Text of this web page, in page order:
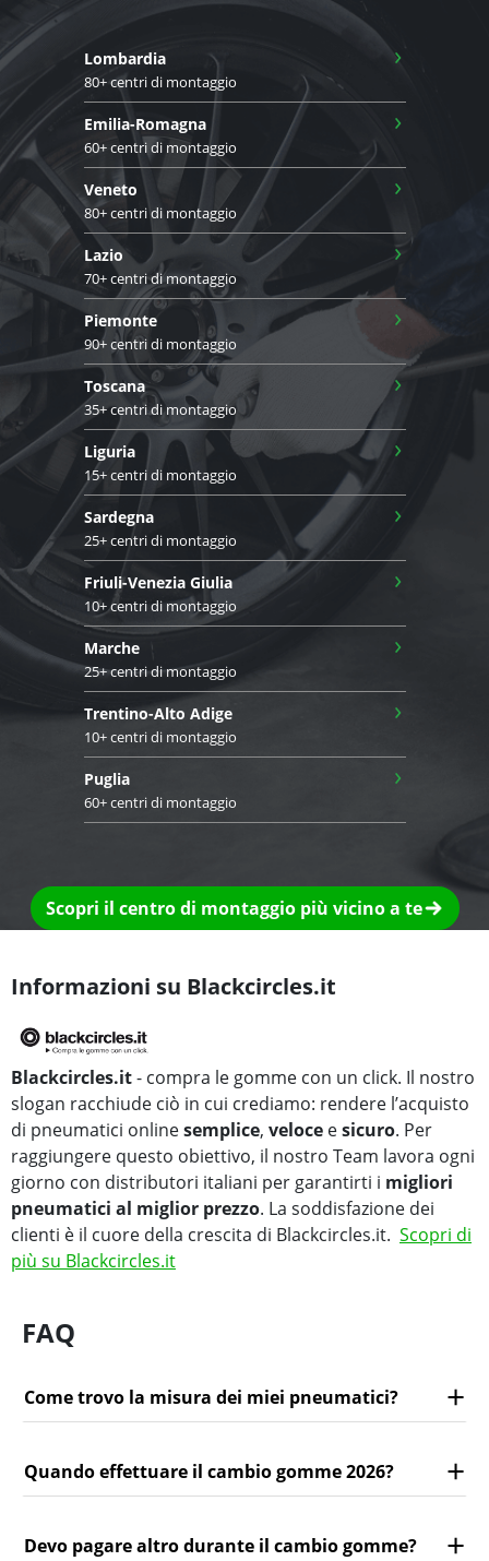
Lombardia
80+ centri di montaggio
›
Emilia-Romagna
60+ centri di montaggio
›
Veneto
80+ centri di montaggio
›
Lazio
70+ centri di montaggio
›
Piemonte
90+ centri di montaggio
›
Toscana
35+ centri di montaggio
›
Liguria
15+ centri di montaggio
›
Sardegna
25+ centri di montaggio
›
Friuli-Venezia Giulia
10+ centri di montaggio
›
Marche
25+ centri di montaggio
›
Trentino-Alto Adige
10+ centri di montaggio
›
Puglia
60+ centri di montaggio
›
Scopri il centro di montaggio più vicino a te
Informazioni su Blackcircles.it
Blackcircles.it- compra le gomme con un click. Il nostro
slogan racchiude ciò in cui crediamo: rendere l’acquisto
di pneumatici onlinesemplice, veloce esicuro. Per
raggiungere questo obiettivo, il nostro Team lavora ogni
giorno con distributori italiani per garantirti i migliori
pneumatici al miglior prezzo. La soddisfazione dei
clienti è il cuore della crescita di Blackcircles.it. Scopri di
più su Blackcircles.it
FAQ
Come trovo la misura dei miei pneumatici?
Quando effettuare il cambio gomme 2026?
Devo pagare altro durante il cambio gomme?